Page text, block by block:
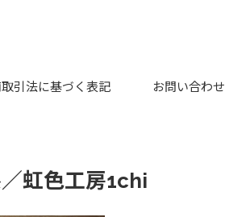
引法に基づく表記 お問い合わせ
虹色工房1chi